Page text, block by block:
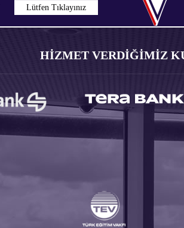
Lütfen Tıklayınız
HİZMET VERDİĞİMİZ